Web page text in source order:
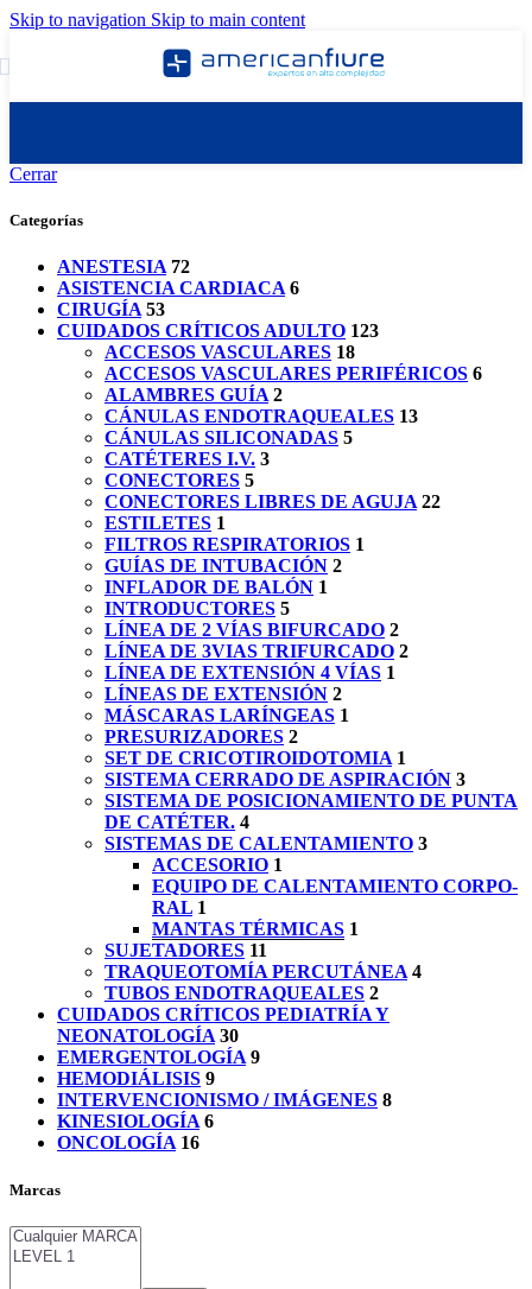
Skip to navigation Skip to main content
Cerrar
Categorías
ANESTESIA 72
ASISTENCIA CARDIACA 6
CIRUGÍA 53
CUIDADOS CRÍTICOS ADULTO 123
ACCESOS VASCULARES 18
ACCESOS VASCULARES PERIFÉRICOS 6
ALAMBRES GUÍA 2
CÁNULAS ENDOTRAQUEALES 13
CÁNULAS SILICONADAS 5
CATÉTERES I.V. 3
CONECTORES 5
CONECTORES LIBRES DE AGUJA 22
ESTILETES 1
FILTROS RESPIRATORIOS 1
GUÍAS DE INTUBACIÓN 2
INFLADOR DE BALÓN 1
INTRODUCTORES 5
LÍNEA DE 2 VÍAS BIFURCADO 2
LÍNEA DE 3VIAS TRIFURCADO 2
LÍNEA DE EXTENSIÓN 4 VÍAS 1
LÍNEAS DE EXTENSIÓN 2
MÁSCARAS LARÍNGEAS 1
PRESURIZADORES 2
SET DE CRICOTIROIDOTOMIA 1
SISTEMA CERRADO DE ASPIRACIÓN 3
SISTEMA DE POSICIONAMIENTO DE PUNTA
DE CATÉTER. 4
SISTEMAS DE CALENTAMIENTO 3
ACCESORIO 1
EQUIPO DE CALENTAMIENTO CORPO-
RAL 1
MANTAS TÉRMICAS 1
SUJETADORES 11
TRAQUEOTOMÍA PERCUTÁNEA 4
TUBOS ENDOTRAQUEALES 2
CUIDADOS CRÍTICOS PEDIATRÍA Y
NEONATOLOGÍA 30
EMERGENTOLOGÍA 9
HEMODIÁLISIS 9
INTERVENCIONISMO / IMÁGENES 8
KINESIOLOGÍA 6
ONCOLOGÍA 16
Marcas